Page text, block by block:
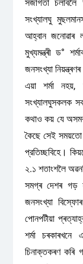
সজাগতা চলাবলৈ
সংখ্যালঘু
আহ্বান জনোৱাৰ
মুখ্যমন্ত্ৰী ড°
জনসংখ্যা
এয়া শৰ্মা নহয়,
সংখ্যালঘুসকলক
কথাও কয় যে অসমৰ
কৈছে সেই সময়তো
প্রতিচ্ছবিহে।
২.১ শতাংশলৈ
সমগ্ৰ দেশৰ গড়
জনসংখ্যা
পোনপটীয়া
শৰ্মা
চিনাক্তকৰণ কৰি